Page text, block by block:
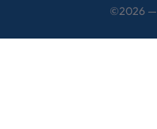
©2026 —